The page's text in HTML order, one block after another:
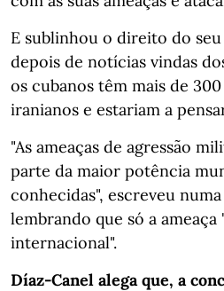
E sublinhou o direito do seu
depois de notícias vindas
os cubanos têm mais de
iranianos e estariam a
"As ameaças de agressão
parte da maior potência
conhecidas", escreveu
lembrando que só a
internacional".
Díaz-Canel alega que, a